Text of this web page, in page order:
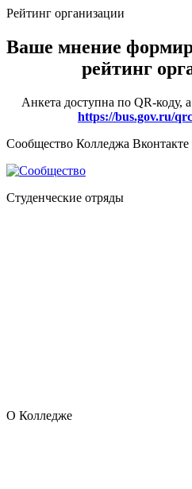
Рейтинг организации
Ваше мнение
рейтинг
Анкета доступна по QR-коду,
https://bus.gov.ru/
Сообщество Колледжа Вконтакте
Студенческие отряды
О Колледже